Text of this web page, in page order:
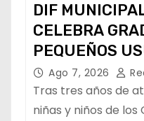
DIF
CELEBRA
PEQUEÑOS
ESTANCIAS
Ago 7, 2026
Tras tres años de
niñas y niños de